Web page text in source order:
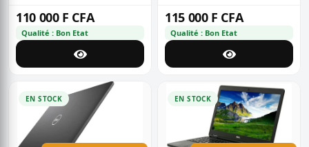
110 000 F CFA
Qualité : Bon Etat
115 000 F CFA
Qualité : Bon Etat
EN STOCK EN STOCK